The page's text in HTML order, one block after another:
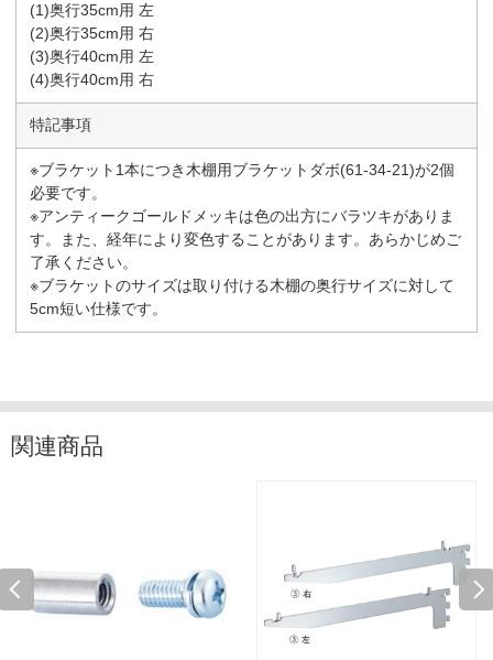
(1)奥行35cm用 左
(2)奥行35cm用 右
(3)奥行40cm用 左
(4)奥行40cm用 右
特記事項
※ブラケット1本につき木棚用ブラケットダボ(61-34-21)が2個
必要です。
※アンティークゴールドメッキは色の出方にバラツキがありま
す。また、経年により変色することがあります。あらかじめご
了承ください。
※ブラケットのサイズは取り付ける木棚の奥行サイズに対して
5cm短い仕様です。
関連商品